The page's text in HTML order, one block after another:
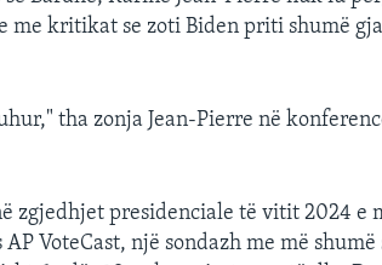
kritikat se zoti Biden priti shumë
tha zonja Jean-Pierre në
zgjedhjet presidenciale të vitit 2024 e
VoteCast, një sondazh me më